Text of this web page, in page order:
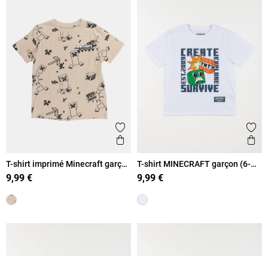
Ajouter aux favoris
Aperçu rapide
T-shirt imprimé Minecraft garçon
(6-12A)
9,99 €
T-shirt MINECRAFT garçon (6-
12A)
9,99 €